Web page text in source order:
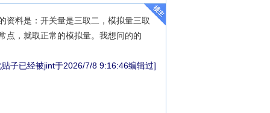
资料是：开关量是三取二，模拟量三取
点，就取正常的模拟量。我想问的的
贴子已经被jint于2026/7/8 9:16:46编辑过]